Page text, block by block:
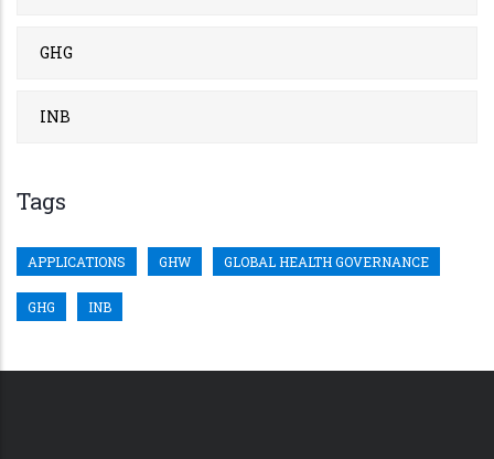
GHG
INB
Tags
APPLICATIONS GHW GLOBAL HEALTH GOVERNANCE
GHG INB